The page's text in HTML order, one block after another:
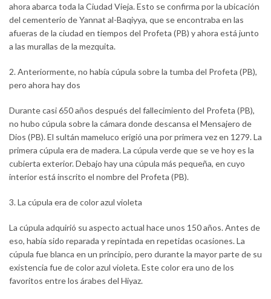
ahora abarca toda la Ciudad Vieja. Esto se confirma por la ubicación
del cementerio de Yannat al-Baqiyya, que se encontraba en las
afueras de la ciudad en tiempos del Profeta (PB) y ahora está junto
a las murallas de la mezquita.
2. Anteriormente, no había cúpula sobre la tumba del Profeta (PB),
pero ahora hay dos
Durante casi 650 años después del fallecimiento del Profeta (PB),
no hubo cúpula sobre la cámara donde descansa el Mensajero de
Dios (PB). El sultán mameluco erigió una por primera vez en 1279. La
primera cúpula era de madera. La cúpula verde que se ve hoy es la
cubierta exterior. Debajo hay una cúpula más pequeña, en cuyo
interior está inscrito el nombre del Profeta (PB).
3. La cúpula era de color azul violeta
La cúpula adquirió su aspecto actual hace unos 150 años. Antes de
eso, había sido reparada y repintada en repetidas ocasiones. La
cúpula fue blanca en un principio, pero durante la mayor parte de su
existencia fue de color azul violeta. Este color era uno de los
favoritos entre los árabes del Hiyaz.